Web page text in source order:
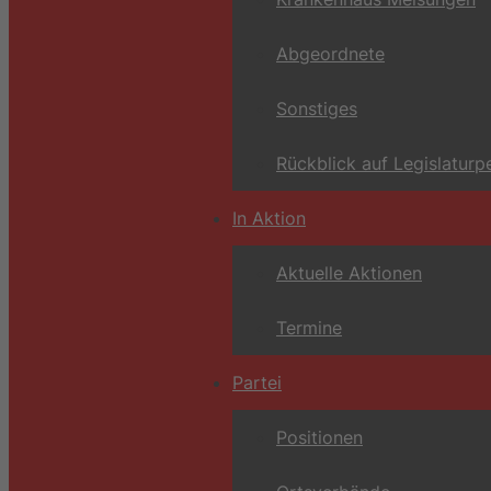
Abgeordnete
Sonstiges
Rückblick auf
In Aktion
Aktuelle Aktionen
Termine
Partei
Positionen